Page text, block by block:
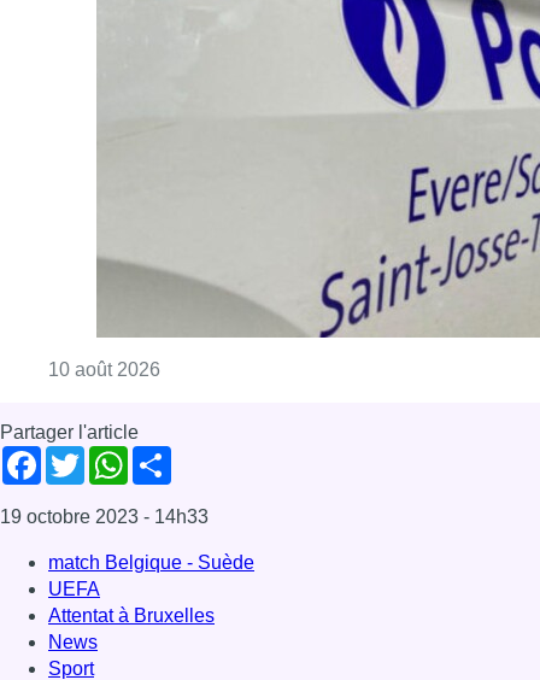
10 août 2026
Partager l'article
Facebook
TwitterWhatsApp
19 octobre 2023 - 14h33
match Belgique - Suède
UEFA
Attentat à Bruxelles
News
Sport